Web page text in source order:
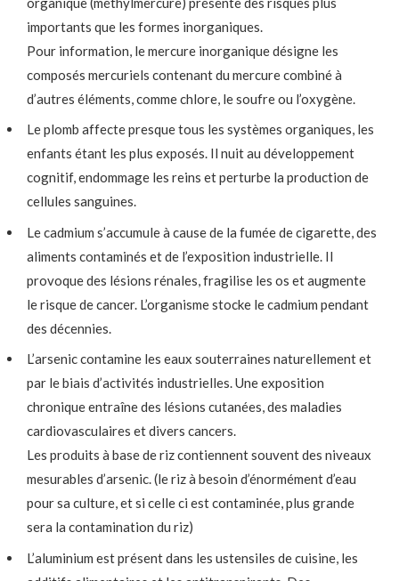
importants que les formes inorganiques.
Pour information, le mercure inorganique désigne les
composés mercuriels contenant du mercure combiné à
d’autres éléments, comme chlore, le soufre ou l’oxygène.
Le plomb affecte presque tous les systèmes organiques, les
enfants étant les plus exposés. Il nuit au développement
cognitif, endommage les reins et perturbe la production de
cellules sanguines.
Le cadmium s’accumule à cause de la fumée de cigarette, des
aliments contaminés et de l’exposition industrielle. Il
provoque des lésions rénales, fragilise les os et augmente
le risque de cancer. L’organisme stocke le cadmium pendant
des décennies.
L’arsenic contamine les eaux souterraines naturellement et
par le biais d’activités industrielles. Une exposition
chronique entraîne des lésions cutanées, des maladies
cardiovasculaires et divers cancers.
Les produits à base de riz contiennent souvent des niveaux
mesurables d’arsenic. (le riz à besoin d’énormément d’eau
pour sa culture, et si celle ci est contaminée, plus grande
sera la contamination du riz)
L’aluminium est présent dans les ustensiles de cuisine, les